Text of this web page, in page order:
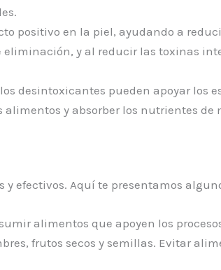
positivo en la piel, ayudando a
y al reducir las toxinas
desintoxicantes pueden apoyar los
y absorber los nutrientes de
efectivos. Aquí te presentamos
alimentos que apoyen los
frutos secos y semillas. Evitar